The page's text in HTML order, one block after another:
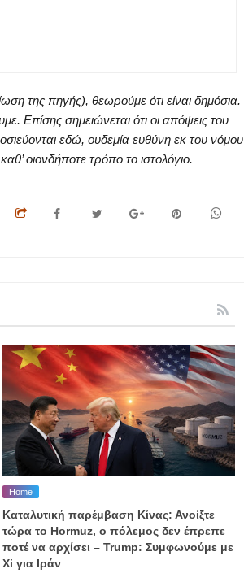
της πηγής), θεωρούμε ότι είναι δημόσια.
Επίσης σημειώνεται ότι οι απόψεις του
εδώ, ουδεμία ευθύνη εκ του νόμου
οιονδήποτε τρόπο το ιστολόγιο.
Home
Καταλυτική παρέμβαση Κίνας: Ανοίξτε
τώρα το Hormuz, o πόλεμος δεν έπρεπε
ποτέ να αρχίσει – Trump: Συμφωνούμε με
Xi για Ιράν